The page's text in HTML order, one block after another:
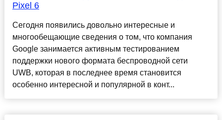
Pixel 6
Сегодня появились довольно интересные и
многообещающие сведения о том, что компания
Google занимается активным тестированием
поддержки нового формата беспроводной сети
UWB, которая в последнее время становится
особенно интересной и популярной в конт...